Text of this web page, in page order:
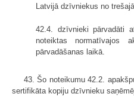
Latvijā dzīvniekus no
42.4. dzīvnieki pārvadāti
noteiktas normatīvajos
pārvadāšanas laikā.
43. Šo noteikumu 42.2.
sertifikāta kopiju dzīvnieku